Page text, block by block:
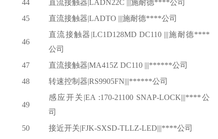
44
直流接触器|LADN22C |||施耐德****公司
45
直流接触器|LADTO |||施耐德****公司
46
直流接触器 |LC1D128MD DC110 |||施耐德****
公司
47
直流接触器|MA415Z DC110 |||******公司
48
转速控制器|RS9905FN|||******公司
49
感应开关 |EA :170-21100 SNAP-LOCK|||****公
司
50
接近开关|FJK-SXSD-TLLZ-LED|||****公司